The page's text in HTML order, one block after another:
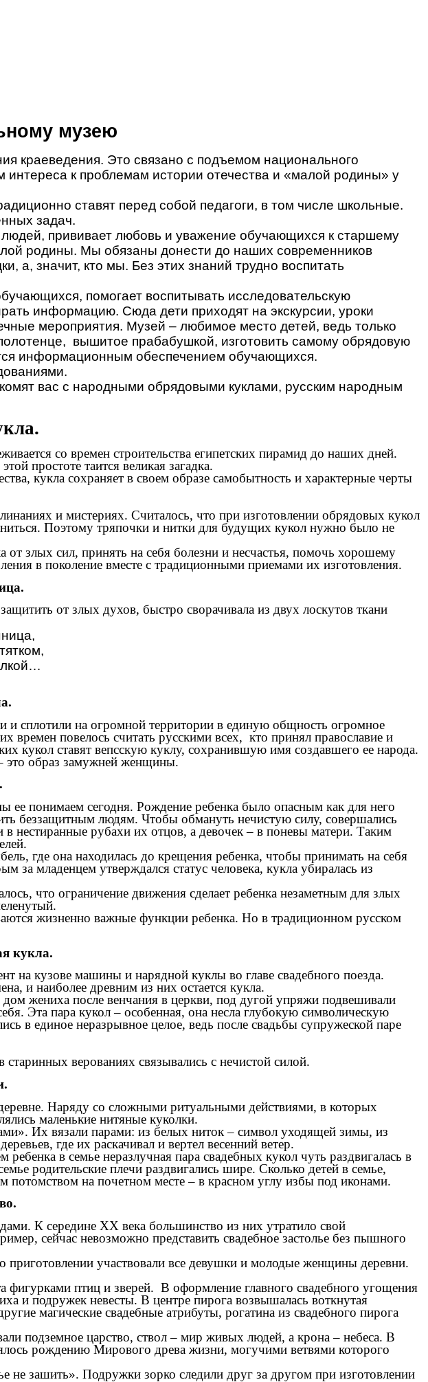
музею
краеведения. Это связано с подъемом национального
интереса к проблемам истории отечества и «малой родины» у
ставят перед собой педагоги, в том числе школьные.
задач.
прививает любовь и уважение обучающихся к старшему
родины. Мы обязаны донести до наших современников
а, значит, кто мы. Без этих знаний трудно воспитать
помогает воспитывать исследовательскую
информацию. Сюда дети приходят на экскурсии, уроки
мероприятия. Музей – любимое место детей, ведь только
вышитое прабабушкой, изготовить самому обрядовую
информационным обеспечением обучающихся.
вас с народными обрядовыми куклами, русским народным
со времен строительства египетских пирамид до наших дней.
простоте таится великая загадка.
кукла сохраняет в своем образе самобытность и характерные черты
и мистериях. Считалось, что при изготовлении обрядовых кукол
Поэтому тряпочки и нитки для будущих кукол нужно было не
злых сил, принять на себя болезни и несчастья, помочь хорошему
в поколение вместе с традиционными приемами их изготовления.
от злых духов, быстро сворачивала из двух лоскутов ткани
сплотили на огромной территории в единую общность огромное
времен повелось считать русскими всех, кто принял православие и
кукол ставят вепсскую куклу, сохранившую имя создавшего ее народа.
это образ замужней женщины.
понимаем сегодня. Рождение ребенка было опасным как для него
беззащитным людям. Чтобы обмануть нечистую силу, совершались
нестиранные рубахи их отцов, а девочек – в поневы матери. Таким
где она находилась до крещения ребенка, чтобы принимать на себя
младенцем утверждался статус человека, кукла убиралась из
что ограничение движения сделает ребенка незаметным для злых
жизненно важные функции ребенка. Но в традиционном русском
кукла.
на кузове машины и нарядной куклы во главе свадебного поезда.
и наиболее древним из них остается кукла.
жениха после венчания в церкви, под дугой упряжи подвешивали
Эта пара кукол – особенная, она несла глубокую символическую
в единое неразрывное целое, ведь после свадьбы супружеской паре
верованиях связывались с нечистой силой.
Наряду со сложными ритуальными действиями, в которых
маленькие нитяные куколки.
Их вязали парами: из белых ниток – символ уходящей зимы, из
где их раскачивал и вертел весенний ветер.
в семье неразлучная пара свадебных кукол чуть раздвигалась в
родительские плечи раздвигались шире. Сколько детей в семье,
потомством на почетном месте – в красном углу избы под иконами.
К середине XX века большинство из них утратило свой
сейчас невозможно представить свадебное застолье без пышного
участвовали все девушки и молодые женщины деревни.
птиц и зверей. В оформление главного свадебного угощения
и подружек невесты. В центре пирога возвышалась воткнутая
магические свадебные атрибуты, рогатина из свадебного пирога
подземное царство, ствол – мир живых людей, а крона – небеса. В
рождению Мирового древа жизни, могучими ветвями которого
не зашить». Подружки зорко следили друг за другом при изготовлении